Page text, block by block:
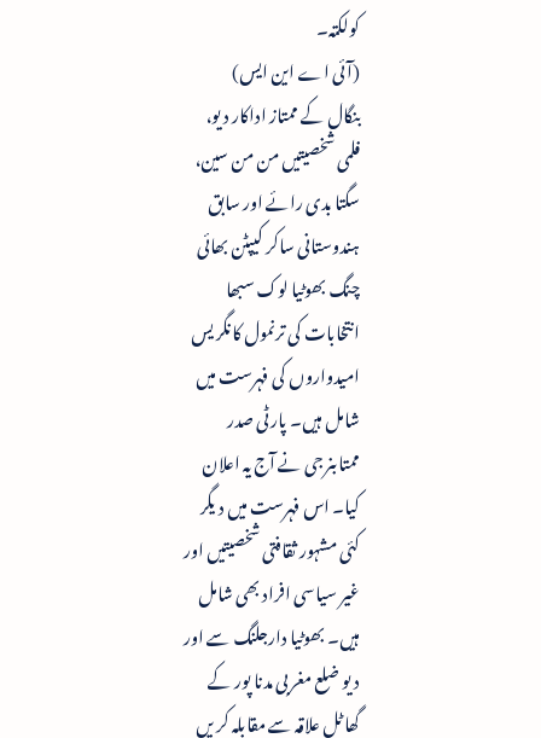
کولکتہ۔
(آئی اے این ایس)
بنگال کے ممتاز اداکار دیو،
فلمی شخصیتیں من من سین،
سگتا بدی رائے اور سابق
ہندوستانی ساکر کیپٹن بھائی
چنگ بھوٹیا لوک سبھا
انتخابات کی ترنمول کانگریس
امیدواروں کی فہرست میں
شامل ہیں۔ پارٹی صدر
ممتابنرجی نے آج یہ اعلان
کیا۔ اس فہرست میں دیگر
کئی مشہور ثقافتی شخصیتیں اور
غیر سیاسی افراد بھی شامل
ہیں۔ بھوٹیا دارجلنگ سے اور
دیو ضلع مغربی مدنا پور کے
گھاٹل علاقہ سے مقابلہ کریں